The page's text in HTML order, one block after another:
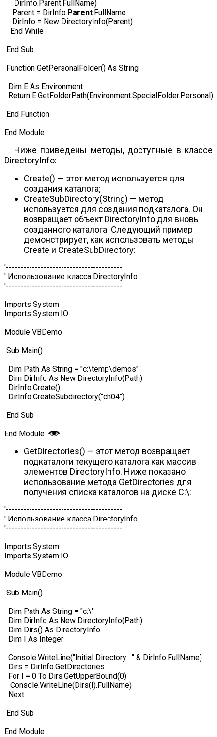
DirInfo.Parent.FullName)
Parent = DirInfo. Parent.FullName
DirInfo = New DirectoryInfo(Parent)
End While
End Sub
Function GetPersonalFolder() As String
Dim E As Environment
Return E.GetFolderPath(Environment.SpecialFolder.Personal)
End Function
End Module
Ниже приведены методы, доступные в классе
DirectoryInfo:
Create() — этот метод используется для
создания каталога;
CreateSubDirectory(String) — метод
используется для создания подкаталога. Он
возвращает объект DirectoryInfo для вновь
созданного каталога. Следующий пример
демонстрирует, как использовать методы
Create и CreateSubDirectory:
'----------------------------------------
' Использование класса DirectoryInfo
'----------------------------------------
Imports System
Imports System.IO
Module VBDemo
Sub Main()
Dim Path As String = "c:\temp\demos"
Dim DirInfo As New DirectoryInfo(Path)
DirInfo.Create()
DirInfo.CreateSubdirectory("ch04")
End Sub
End Module
GetDirectories() — этот метод возвращает
подкаталоги текущего каталога как массив
элементов DirectoryInfo. Ниже показано
использование метода GetDirectories для
получения списка каталогов на диске C:\:
'----------------------------------------
' Использование класса DirectoryInfo
'----------------------------------------
Imports System
Imports System.IO
Module VBDemo
Sub Main()
Dim Path As String = "c:\"
Dim DirInfo As New DirectoryInfo(Path)
Dim Dirs() As DirectoryInfo
Dim I As Integer
Console.WriteLine("Initial Directory : " & DirInfo.FullName)
Dirs = DirInfo.GetDirectories
For I = 0 To Dirs.GetUpperBound(0)
Console.WriteLine(Dirs(I).FullName)
Next
End Sub
End Module